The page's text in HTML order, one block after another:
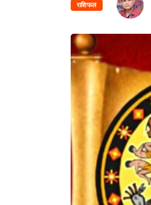
राशिफल